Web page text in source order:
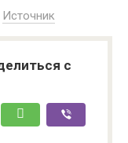
Источник
с